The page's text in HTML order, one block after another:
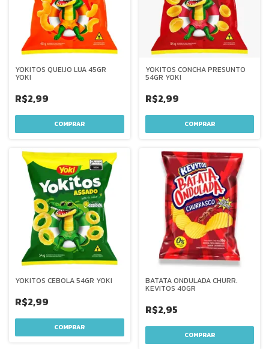
YOKITOS QUEIJO LUA 45GR
YOKI
R$2,99
YOKITOS CONCHA PRESUNTO
54GR YOKI
R$2,99
YOKITOS CEBOLA 54GR YOKI
R$2,99
BATATA ONDULADA CHURR.
KEVITOS 40GR
R$2,95